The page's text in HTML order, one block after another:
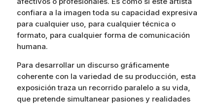
confiara a la imagen toda su capacidad expresiva
para cualquier uso, para cualquier técnica o
formato, para cualquier forma de comunicación
humana.
Para desarrollar un discurso gráficamente
coherente con la variedad de su producción, esta
exposición traza un recorrido paralelo a su vida,
que pretende simultanear pasiones y realidades